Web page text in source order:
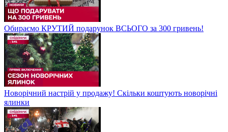
Обираємо КРУТИЙ подарунок ВСЬОГО за 300 гривень!
Новорічний настрій у продажу! Скільки коштують новорічні
ялинки